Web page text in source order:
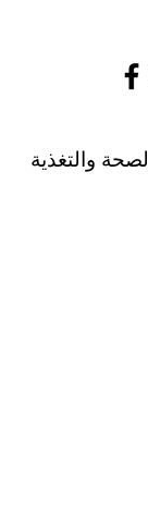
الصحة والتغذية